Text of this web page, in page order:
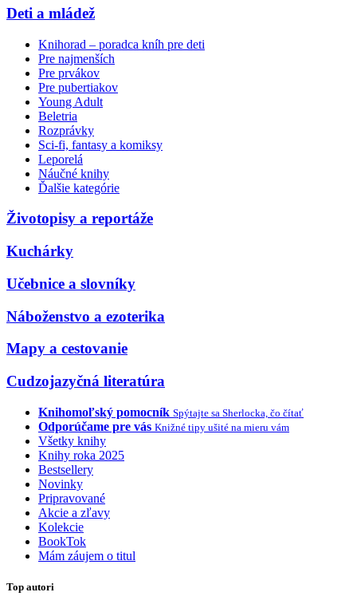
Deti a mládež
Knihorad – poradca kníh pre deti
Pre najmenších
Pre prvákov
Pre pubertiakov
Young Adult
Beletria
Rozprávky
Sci-fi, fantasy a komiksy
Leporelá
Náučné knihy
Ďalšie kategórie
Životopisy a reportáže
Kuchárky
Učebnice a slovníky
Náboženstvo a ezoterika
Mapy a cestovanie
Cudzojazyčná literatúra
Knihomoľský pomocník Spýtajte sa Sherlocka, čo čítať
Odporúčame pre vás Knižné tipy ušité na mieru vám
Všetky knihy
Knihy roka 2025
Bestsellery
Novinky
Pripravované
Akcie a zľavy
Kolekcie
BookTok
Mám záujem o titul
Top autori